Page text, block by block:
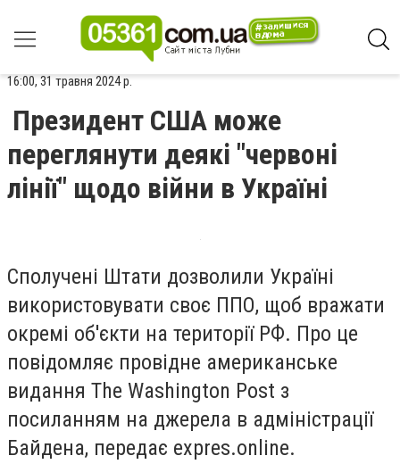
16:00, 31 травня 2024 р.
Президент США може
переглянути деякі "червоні
лінії" щодо війни в Україні
Сполучені Штати дозволили Україні
використовувати своє ППО, щоб вражати
окремі об'єкти на території РФ. Про це
повідомляє провідне американське
видання The Washington Post з
посиланням на джерела в адміністрації
Байдена, передає expres.online.